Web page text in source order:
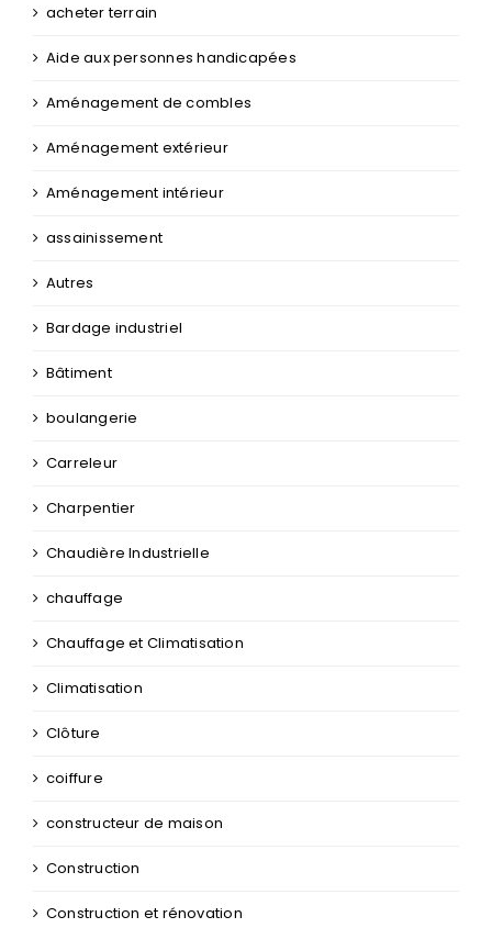
acheter terrain
Aide aux personnes handicapées
Aménagement de combles
Aménagement extérieur
Aménagement intérieur
assainissement
Autres
Bardage industriel
Bâtiment
boulangerie
Carreleur
Charpentier
Chaudière Industrielle
chauffage
Chauffage et Climatisation
Climatisation
Clôture
coiffure
constructeur de maison
Construction
Construction et rénovation